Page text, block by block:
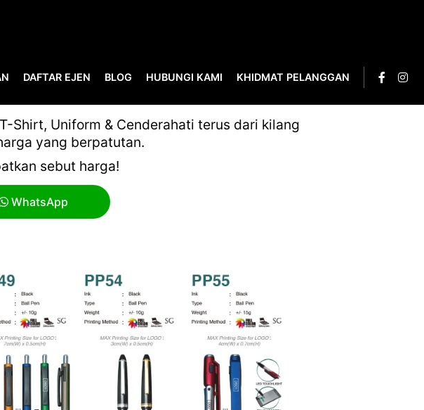
DAFTAR EJEN BLOG HUBUNGI KAMI KHIDMAT PELANGGAN
Shirt, Uniform & Cenderahati terus dari kilang
yang berpatutan.
sebut harga!
WhatsApp